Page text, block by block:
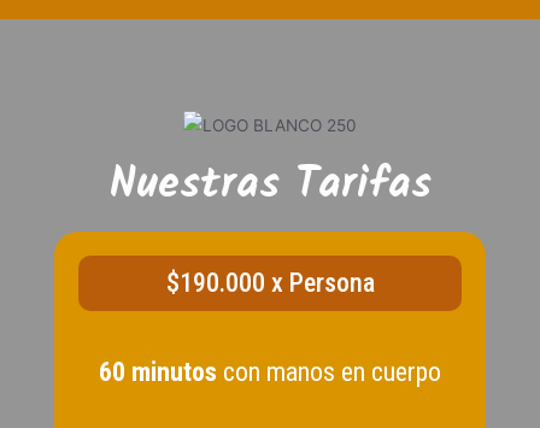
Nuestras Tarifas
$190.000 x Persona
60 minutos con manos en cuerpo